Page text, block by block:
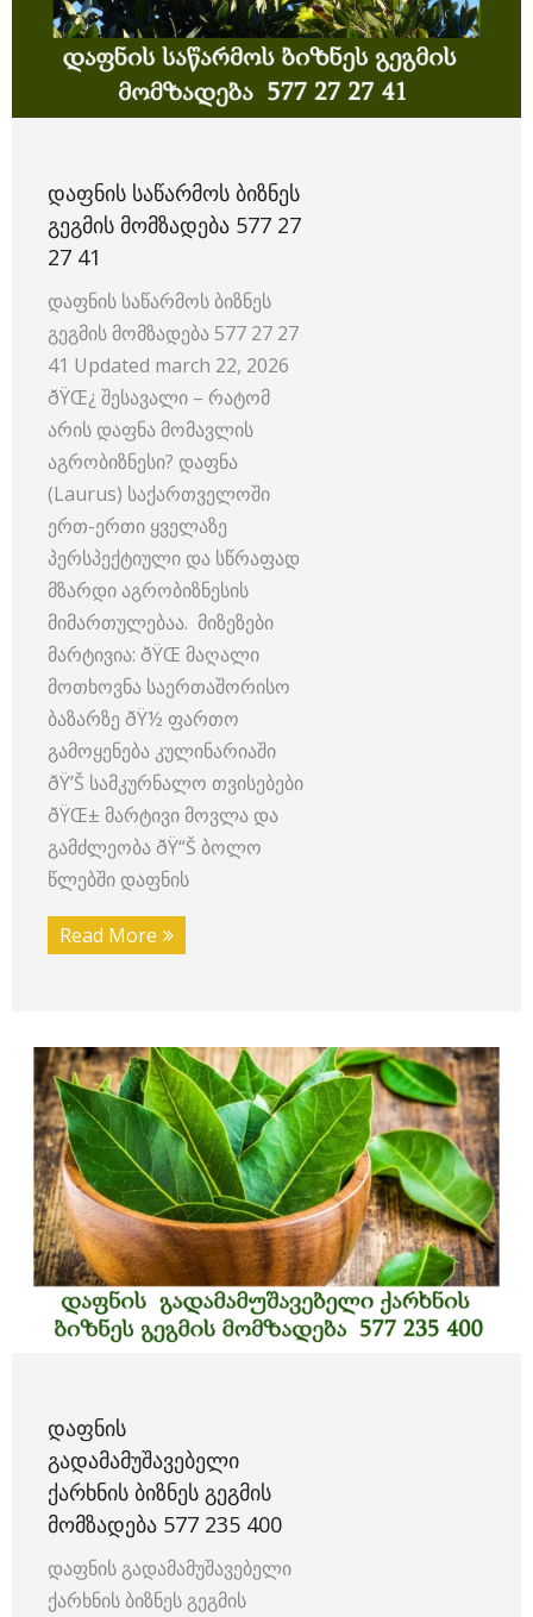
ᲓᲐᲤᲜᲘᲡ ᲡᲐᲬᲐᲠᲛᲝᲡ ᲑᲘᲖᲜᲔᲡ
ᲒᲔᲒᲛᲘᲡ ᲛᲝᲛᲖᲐᲓᲔᲑᲐ 577 27
27 41
დაფნის საწარმოს ბიზნეს
გეგმის მომზადება 577 27 27
41 Updated march 22, 2026
ðŸŒ¿ შესავალი – რატომ
არის დაფნა მომავლის
აგრობიზნესი? დაფნა
(Laurus) საქართველოში
ერთ-ერთი ყველაზე
პერსპექტიული და სწრაფად
მზარდი აგრობიზნესის
მიმართულებაა. მიზეზები
მარტივია: ðŸŒ მაღალი
მოთხოვნა საერთაშორისო
ბაზარზე ðŸ½️ ფართო
გამოყენება კულინარიაში
ðŸ’Š სამკურნალო თვისებები
ðŸŒ± მარტივი მოვლა და
გამძლეობა ðŸ“Š ბოლო
წლებში დაფნის
Read More
ᲓᲐᲤᲜᲘᲡ
ᲒᲐᲓᲐᲛᲐᲛᲣᲨᲐᲕᲔᲑᲔᲚᲘ
ᲥᲐᲠᲮᲜᲘᲡ ᲑᲘᲖᲜᲔᲡ ᲒᲔᲒᲛᲘᲡ
ᲛᲝᲛᲖᲐᲓᲔᲑᲐ 577 235 400
დაფნის გადამამუშავებელი
ქარხნის ბიზნეს გეგმის